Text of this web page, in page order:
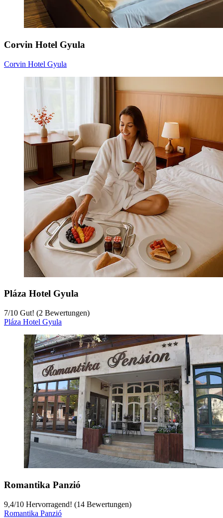
Corvin Hotel Gyula
Corvin Hotel Gyula
Pláza Hotel Gyula
7/10 Gut! (2 Bewertungen)
Pláza Hotel Gyula
Romantika Panzió
9,4/10 Hervorragend! (14 Bewertungen)
Romantika Panzió